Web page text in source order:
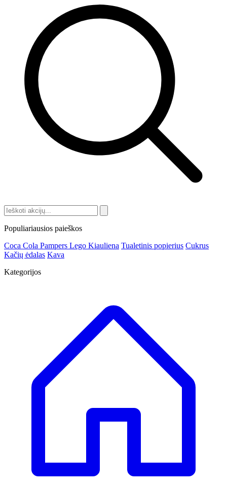
Populiariausios paieškos
Coca Cola Pampers Lego Kiauliena Tualetinis popierius Cukrus
Kačių ėdalas Kava
Kategorijos